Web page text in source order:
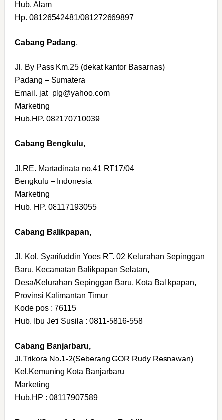
Hub. Alam
Hp. 08126542481/081272669897
Cabang Padang,
Jl. By Pass Km.25 (dekat kantor Basarnas)
Padang – Sumatera
Email. jat_plg@yahoo.com
Marketing
Hub.HP. 082170710039
Cabang Bengkulu,
Jl.RE. Martadinata no.41 RT17/04
Bengkulu – Indonesia
Marketing
Hub. HP. 08117193055
Cabang Balikpapan,
Jl. Kol. Syarifuddin Yoes RT. 02 Kelurahan Sepinggan
Baru, Kecamatan Balikpapan Selatan,
Desa/Kelurahan Sepinggan Baru, Kota Balikpapan,
Provinsi Kalimantan Timur
Kode pos : 76115
Hub. Ibu Jeti Susila : 0811-5816-558
Cabang Banjarbaru,
Jl.Trikora No.1-2(Seberang GOR Rudy Resnawan)
Kel.Kemuning Kota Banjarbaru
Marketing
Hub.HP : 08117907589